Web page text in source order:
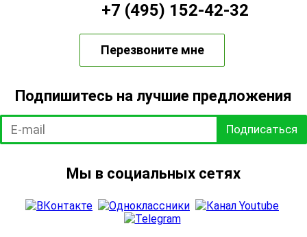
+7 (495) 152-42-32
Перезвоните мне
Подпишитесь на лучшие предложения
Подписаться
Мы в социальных сетях